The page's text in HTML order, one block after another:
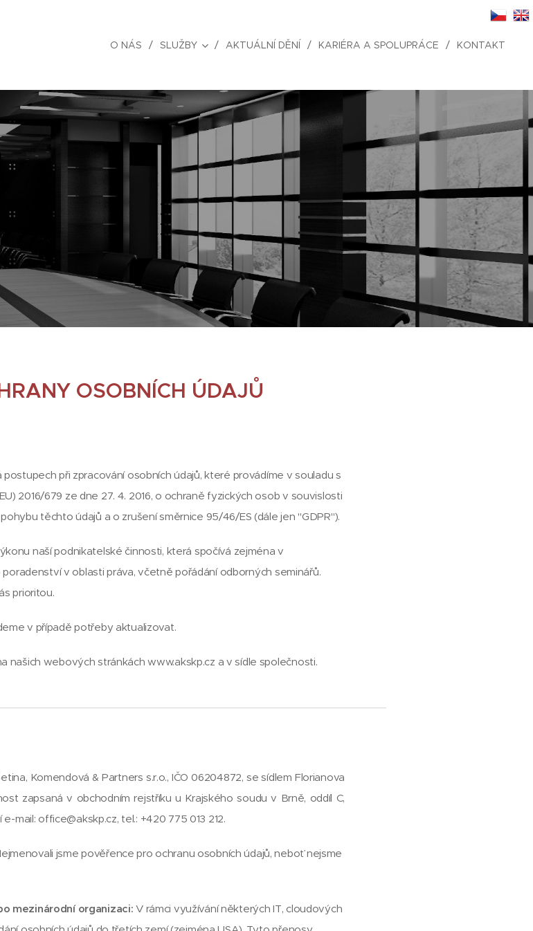
O NÁS SLUŽBY AKTUÁLNÍ DĚNÍ KARIÉRA A SPOLUPRÁCE KONTAKT
OSOBNÍCH ÚDAJŮ
při zpracování osobních údajů, které provádíme v souladu s
2016/679 ze dne 27. 4. 2016, o ochraně fyzických osob v souvislosti
těchto údajů a o zrušení směrnice 95/46/ES (dále jen "GDPR").
naší podnikatelské činnosti, která spočívá zejména v
v oblasti práva, včetně pořádání odborných seminářů.
prioritou.
v případě potřeby aktualizovat.
našich webových stránkách www.akskp.cz a v sídle společnosti.
Komendová & Partners s.r.o., IČO 06204872, se sídlem Florianova
zapsaná v obchodním rejstříku u Krajského soudu v Brně, oddíl C,
mail: office@akskp.cz, tel.: +420 775 013 212.
jsme pověřence pro ochranu osobních údajů, neboť nejsme
mezinárodní organizaci: V rámci využívání některých IT, cloudových